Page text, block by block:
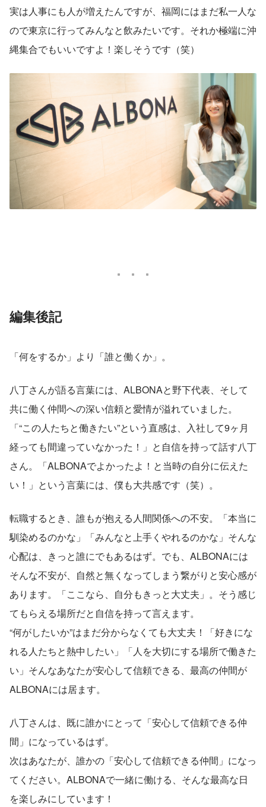
実は人事にも人が増えたんですが、福岡にはまだ私一人な
ので東京に行ってみんなと飲みたいです。それか極端に沖
縄集合でもいいですよ！楽しそうです（笑）
編集後記
「何をするか」より「誰と働くか」。
八丁さんが語る言葉には、ALBONAと野下代表、そして
共に働く仲間への深い信頼と愛情が溢れていました。
「“この人たちと働きたい”という直感は、入社して9ヶ月
経っても間違っていなかった！」と自信を持って話す八丁
さん。「ALBONAでよかったよ！と当時の自分に伝えた
い！」という言葉には、僕も大共感です（笑）。
転職するとき、誰もが抱える人間関係への不安。「本当に
馴染めるのかな」「みんなと上手くやれるのかな」そんな
心配は、きっと誰にでもあるはず。でも、ALBONAには
そんな不安が、自然と無くなってしまう繋がりと安心感が
あります。「ここなら、自分もきっと大丈夫」。そう感じ
てもらえる場所だと自信を持って言えます。
“何がしたいか”はまだ分からなくても大丈夫！「好きにな
れる人たちと熱中したい」「人を大切にする場所で働きた
い」そんなあなたが安心して信頼できる、最高の仲間が
ALBONAには居ます。
八丁さんは、既に誰かにとって「安心して信頼できる仲
間」になっているはず。
次はあなたが、誰かの「安心して信頼できる仲間」になっ
てください。ALBONAで一緒に働ける、そんな最高な日
を楽しみにしています！